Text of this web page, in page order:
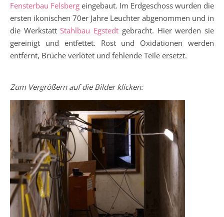
Fensterbau Felsberg eingebaut. Im Erdgeschoss wurden die
ersten ikonischen 70er Jahre Leuchter abgenommen und in
die WerkstattStahlbau Egstedt gebracht. Hier werden sie
gereinigt und entfettet. Rost und Oxidationen werden
entfernt, Brüche verlötet und fehlende Teile ersetzt.
Zum Vergrößern auf die Bilder klicken: